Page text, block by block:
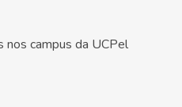
campus da UCPel